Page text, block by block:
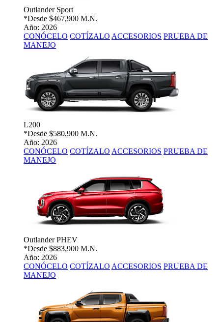
Outlander Sport
*Desde $467,900 M.N.
Año: 2026
CONÓCELO COTÍZALO ACCESORIOS PRUEBA DE
MANEJO
L200
*Desde $580,900 M.N.
Año: 2026
CONÓCELO COTÍZALO ACCESORIOS PRUEBA DE
MANEJO
Outlander PHEV
*Desde $883,900 M.N.
Año: 2026
CONÓCELO COTÍZALO ACCESORIOS PRUEBA DE
MANEJO